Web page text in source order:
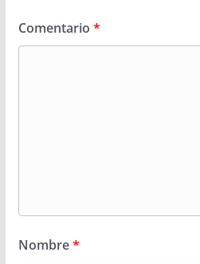
Comentario *
Nombre*